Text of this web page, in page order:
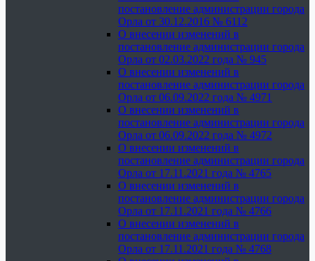
постановление администрации города
Орла от 30.12.2016 № 6112
О внесении изменений в
постановление администрации города
Орла от 02.03.2022 года № 945
О внесении изменений в
постановление администрации города
Орла от 06.09.2022 года № 4971
О внесении изменений в
постановление администрации города
Орла от 06.09.2022 года № 4972
О внесении изменений в
постановление администрации города
Орла от 17.11.2021 года № 4765
О внесении изменений в
постановление администрации города
Орла от 17.11.2021 года № 4766
О внесении изменений в
постановление администрации города
Орла от 17.11.2021 года № 4768